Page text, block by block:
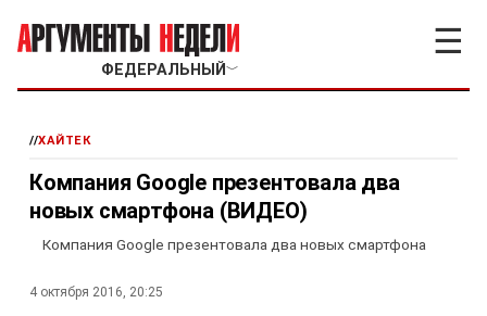
ФЕДЕРАЛЬНЫЙ ﹀
☰
//ХАЙТЕК
Компания Google презентовала два
новых смартфона (ВИДЕО)
Компания Google презентовала два новых смартфона
4 октября 2016, 20:25